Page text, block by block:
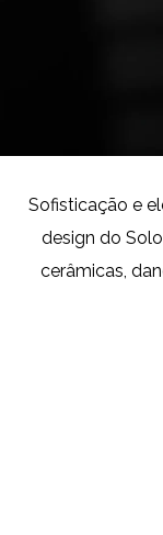
Sofisticação e
design do
cerâmicas,